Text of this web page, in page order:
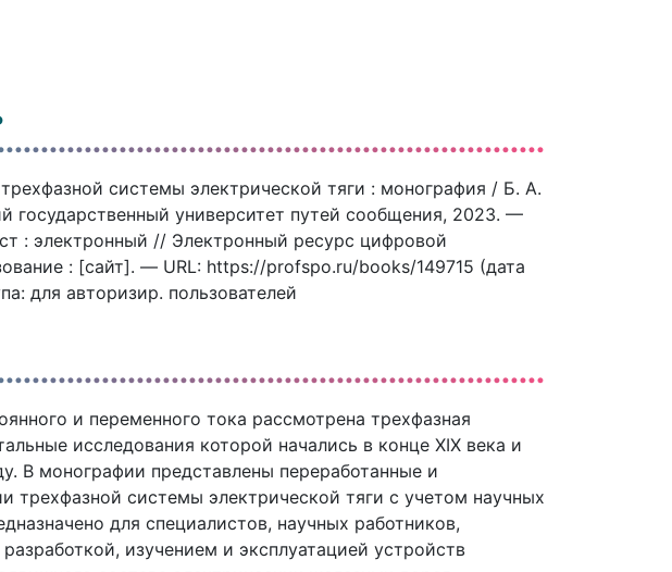
системы электрической тяги : монография / Б. А.
государственный университет путей сообщения, 2023. —
: электронный // Электронный ресурс цифровой
: [сайт]. — URL: https://profspo.ru/books/149715 (дата
для авторизир. пользователей
и переменного тока рассмотрена трехфазная
исследования которой начались в конце ХIХ века и
В монографии представлены переработанные и
трехфазной системы электрической тяги с учетом научных
для специалистов, научных работников,
изучением и эксплуатацией устройств